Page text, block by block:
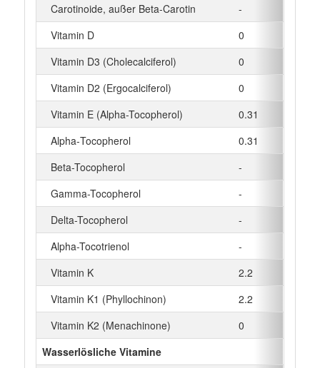
Carotinoide, außer Beta-Carotin
-
Vitamin D
0
Vitamin D3 (Cholecalciferol)
0
Vitamin D2 (Ergocalciferol)
0
Vitamin E (Alpha-Tocopherol)
0.31
Alpha‑Tocopherol
0.31
Beta-Tocopherol
-
Gamma-Tocopherol
-
Delta-Tocopherol
-
Alpha-Tocotrienol
-
Vitamin K
2.2
Vitamin K1 (Phyllochinon)
2.2
Vitamin K2 (Menachinone)
0
Wasserlösliche Vitamine